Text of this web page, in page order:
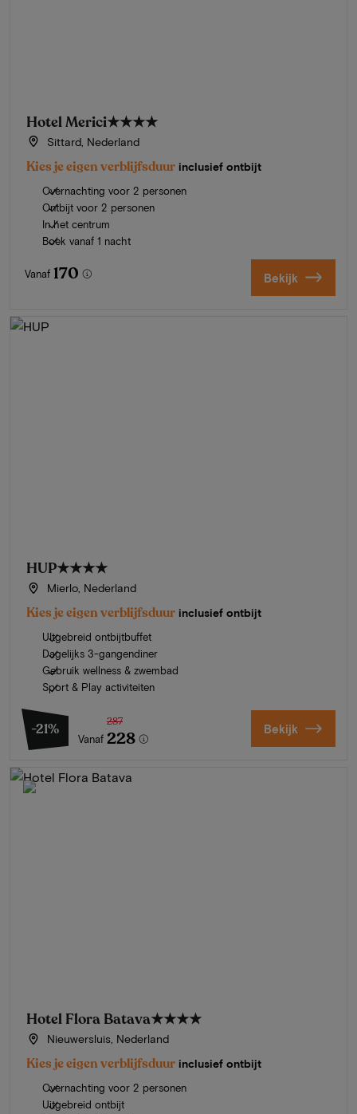
Hotel Merici★★★★
Sittard, Nederland
Kies je eigen verblijfsduur inclusief ontbijt
Overnachting voor 2 personen
Ontbijt voor 2 personen
In het centrum
Boek vanaf 1 nacht
Vanaf 170 Bekijk
HUP★★★★
Mierlo, Nederland
Kies je eigen verblijfsduur inclusief ontbijt
UItgebreid ontbijtbuffet
Dagelijks 3-gangendiner
Gebruik wellness & zwembad
Sport & Play activiteiten
-21%
Vanaf
287
228 Bekijk
Hotel Flora Batava★★★★
Nieuwersluis, Nederland
Kies je eigen verblijfsduur inclusief ontbijt
Overnachting voor 2 personen
Uitgebreid ontbijt